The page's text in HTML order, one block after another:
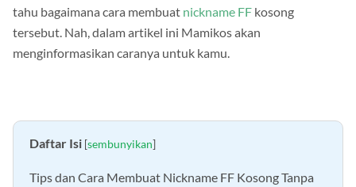
tahu bagaimana cara membuat nickname FF kosong
tersebut. Nah, dalam artikel ini Mamikos akan
menginformasikan caranya untuk kamu.
Daftar Isi [sembunyikan]
Tips dan Cara Membuat Nickname FF Kosong Tanpa